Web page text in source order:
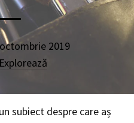
2019
Explorează
subiect despre care aș